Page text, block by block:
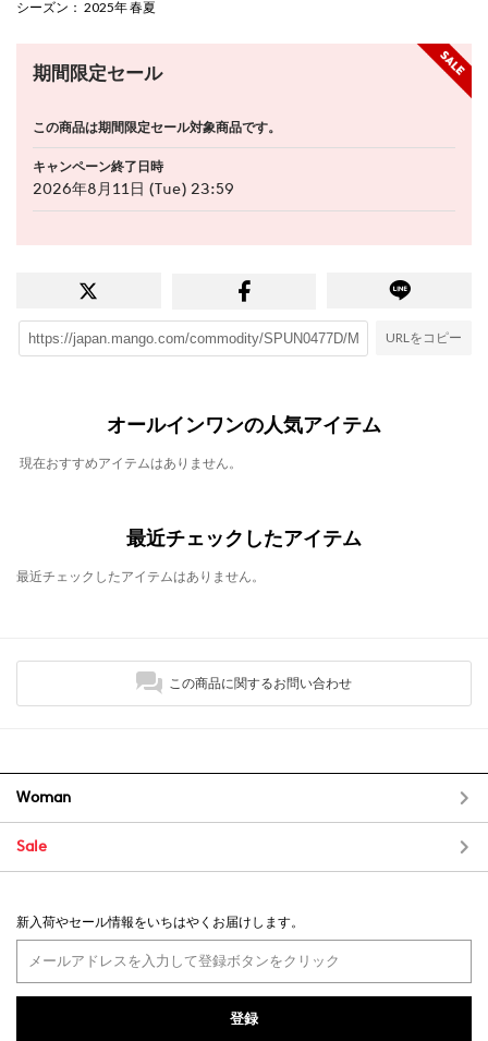
シーズン ： 2025年 春夏
期間限定セール
この商品は期間限定セール対象商品です。
キャンペーン終了日時
2026年8月11日 (Tue) 23:59
URLをコピー
オールインワンの人気アイテム
現在おすすめアイテムはありません。
最近チェックしたアイテム
最近チェックしたアイテムはありません。
この商品に関するお問い合わせ
Woman
Sale
新入荷やセール情報をいちはやくお届けします。
登録